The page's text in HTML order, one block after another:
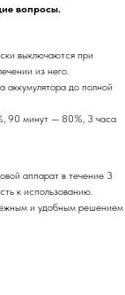
вопросы.
выключаются при
из него.
аккумулятора до полной
90 минут — 80%, 3 часа
аппарат в течение 3
к использованию.
и удобным решением